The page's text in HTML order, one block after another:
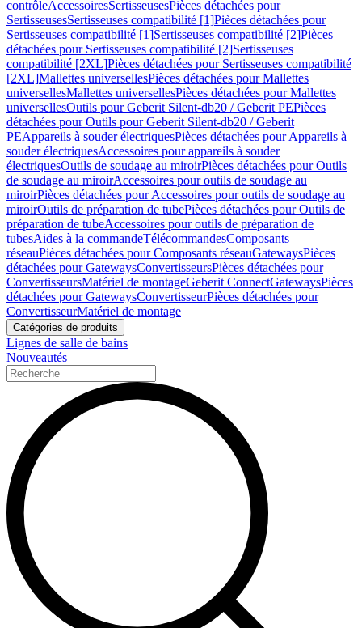
contrôleAccessoiresSertisseusesPièces détachées pour
SertisseusesSertisseuses compatibilité [1]Pièces détachées pour
Sertisseuses compatibilité [1]Sertisseuses compatibilité [2]Pièces
détachées pour Sertisseuses compatibilité [2]Sertisseuses
compatibilité [2XL]Pièces détachées pour Sertisseuses compatibilité
[2XL]Mallettes universellesPièces détachées pour Mallettes
universellesMallettes universellesPièces détachées pour Mallettes
universellesOutils pour Geberit Silent-db20 / Geberit PEPièces
détachées pour Outils pour Geberit Silent-db20 / Geberit
PEAppareils à souder électriquesPièces détachées pour Appareils à
souder électriquesAccessoires pour appareils à souder
électriquesOutils de soudage au miroirPièces détachées pour Outils
de soudage au miroirAccessoires pour outils de soudage au
miroirPièces détachées pour Accessoires pour outils de soudage au
miroirOutils de préparation de tubePièces détachées pour Outils de
préparation de tubeAccessoires pour outils de préparation de
tubesAides à la commandeTélécommandesComposants
réseauPièces détachées pour Composants réseauGatewaysPièces
détachées pour GatewaysConvertisseursPièces détachées pour
ConvertisseursMatériel de montageGeberit ConnectGatewaysPièces
détachées pour GatewaysConvertisseurPièces détachées pour
ConvertisseurMatériel de montage
Catégories de produits
Lignes de salle de bains
Nouveautés